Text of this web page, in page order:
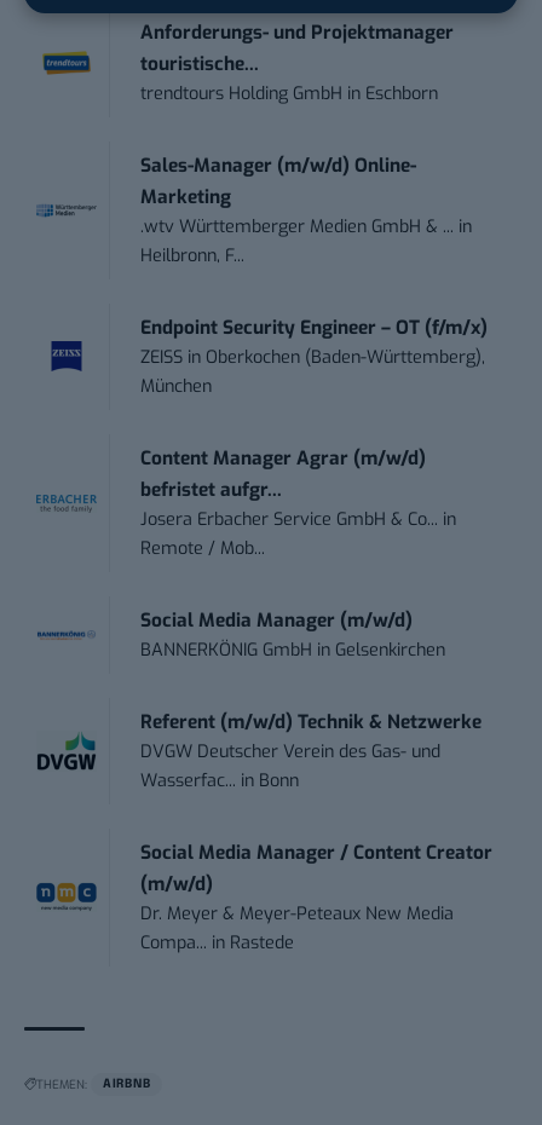
Anforderungs- und Projektmanager
touristische...
trendtours Holding GmbH in Eschborn
Sales-Manager (m/w/d) Online-
Marketing
.wtv Württemberger Medien GmbH & ... in
Heilbronn, F...
Endpoint Security Engineer – OT (f/m/x)
ZEISS in Oberkochen (Baden-Württemberg),
München
Content Manager Agrar (m/w/d)
befristet aufgr...
Josera Erbacher Service GmbH & Co... in
Remote / Mob...
Social Media Manager (m/w/d)
BANNERKÖNIG GmbH in Gelsenkirchen
Referent (m/w/d) Technik & Netzwerke
DVGW Deutscher Verein des Gas- und
Wasserfac... in Bonn
Social Media Manager / Content Creator
(m/w/d)
Dr. Meyer & Meyer-Peteaux New Media
Compa... in Rastede
THEMEN: AIRBNB